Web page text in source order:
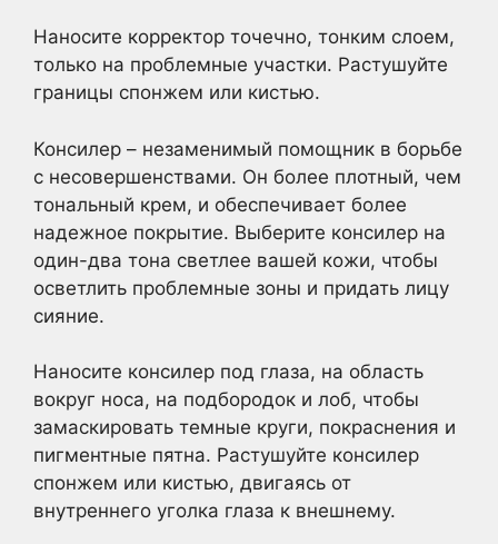
Наносите корректор точечно, тонким слоем,
только на проблемные участки. Растушуйте
границы спонжем или кистью.
Консилер – незаменимый помощник в борьбе
с несовершенствами. Он более плотный, чем
тональный крем, и обеспечивает более
надежное покрытие. Выберите консилер на
один-два тона светлее вашей кожи, чтобы
осветлить проблемные зоны и придать лицу
сияние.
Наносите консилер под глаза, на область
вокруг носа, на подбородок и лоб, чтобы
замаскировать темные круги, покраснения и
пигментные пятна. Растушуйте консилер
спонжем или кистью, двигаясь от
внутреннего уголка глаза к внешнему.